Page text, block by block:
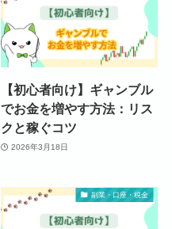
【初心者向け】ギャンブル
でお金を増やす方法：リス
クと稼ぐコツ
2026年3月18日
副業・口座・税金